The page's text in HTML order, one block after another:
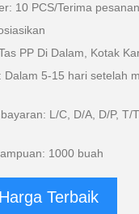
10 PCS/Terima
PP Di Dalam, Kotak
Dalam 5-15 hari setelah
L/C, D/A, D/P, T/
1000 buah
Terbaik